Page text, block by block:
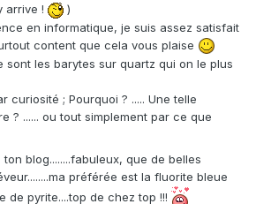
arrive !
)
en informatique, je suis assez satisfait
content que cela vous plaise
sont les barytes sur quartz qui on le plus
curiosité ; Pourquoi ? ..... Une telle
? ...... ou tout simplement par ce que
blog........fabuleux, que de belles
préférée est la fluorite bleue
de pyrite....top de chez top !!!